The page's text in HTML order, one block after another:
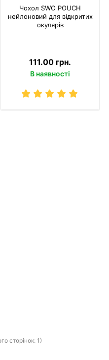
Чохол SWO POUCH
нейлоновий для відкритих
окулярів
111.00 грн.
В наявності
сторінок: 1)